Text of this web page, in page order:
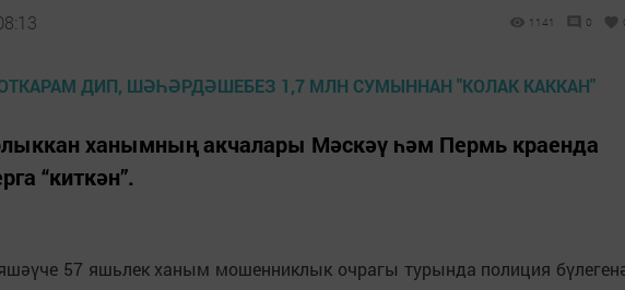
1141 0
ханымның акчалары Мәскәү һәм Пермь краенда
“киткән”.
57 яшьлек ханым мошенниклык очрагы турында полиция